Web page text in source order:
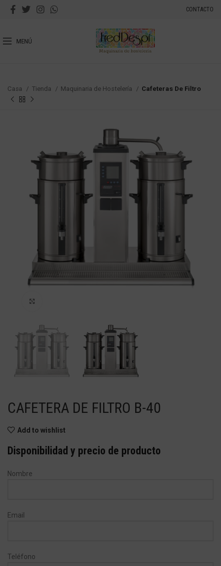
CONTACTO
MENÚ
Casa Tienda Maquinaria de Hostelería Cafeteras De Filtro
CAFETERA DE FILTRO B-40
Add to wishlist
Disponibilidad y precio de producto
Nombre
Email
Teléfono